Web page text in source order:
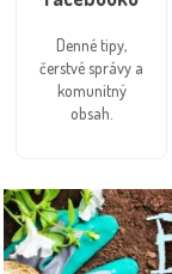
Denné tipy,
čerstvé správy a
komunitný
obsah.